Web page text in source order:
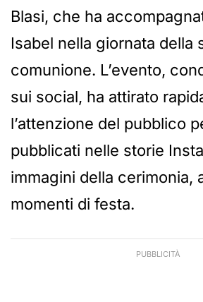
Blasi, che ha
Isabel nella giornata della
comunione. L’evento,
sui social, ha attirato
l’attenzione del pubblico
pubblicati nelle storie
immagini della cerimonia,
momenti di festa.